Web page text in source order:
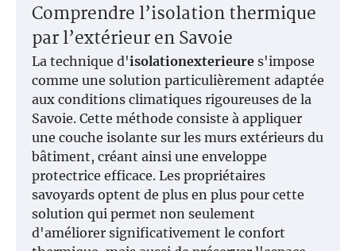
Comprendre l’isolation thermique
par l’extérieur en Savoie
La technique d'isolationexterieure s'impose
comme une solution particulièrement adaptée
aux conditions climatiques rigoureuses de la
Savoie. Cette méthode consiste à appliquer
une couche isolante sur les murs extérieurs du
bâtiment, créant ainsi une enveloppe
protectrice efficace. Les propriétaires
savoyards optent de plus en plus pour cette
solution qui permet non seulement
d'améliorer significativement le confort